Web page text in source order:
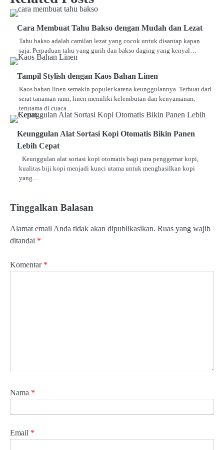
Cara Membuat Tahu Bakso dengan Mudah dan Lezat
Tahu bakso adalah camilan lezat yang cocok untuk disantap kapan
saja. Perpaduan tahu yang gurih dan bakso daging yang kenyal…
Tampil Stylish dengan Kaos Bahan Linen
Kaos bahan linen semakin populer karena keunggulannya. Terbuat dari
serat tanaman rami, linen memiliki kelembutan dan kenyamanan,
terutama di cuaca…
Keunggulan Alat Sortasi Kopi Otomatis Bikin Panen
Lebih Cepat
Keunggulan alat sortasi kopi otomatis bagi para penggemar kopi,
kualitas biji kopi menjadi kunci utama untuk menghasilkan kopi
yang…
Tinggalkan Balasan
Alamat email Anda tidak akan dipublikasikan. Ruas yang wajib
ditandai *
Komentar *
Nama *
Email *